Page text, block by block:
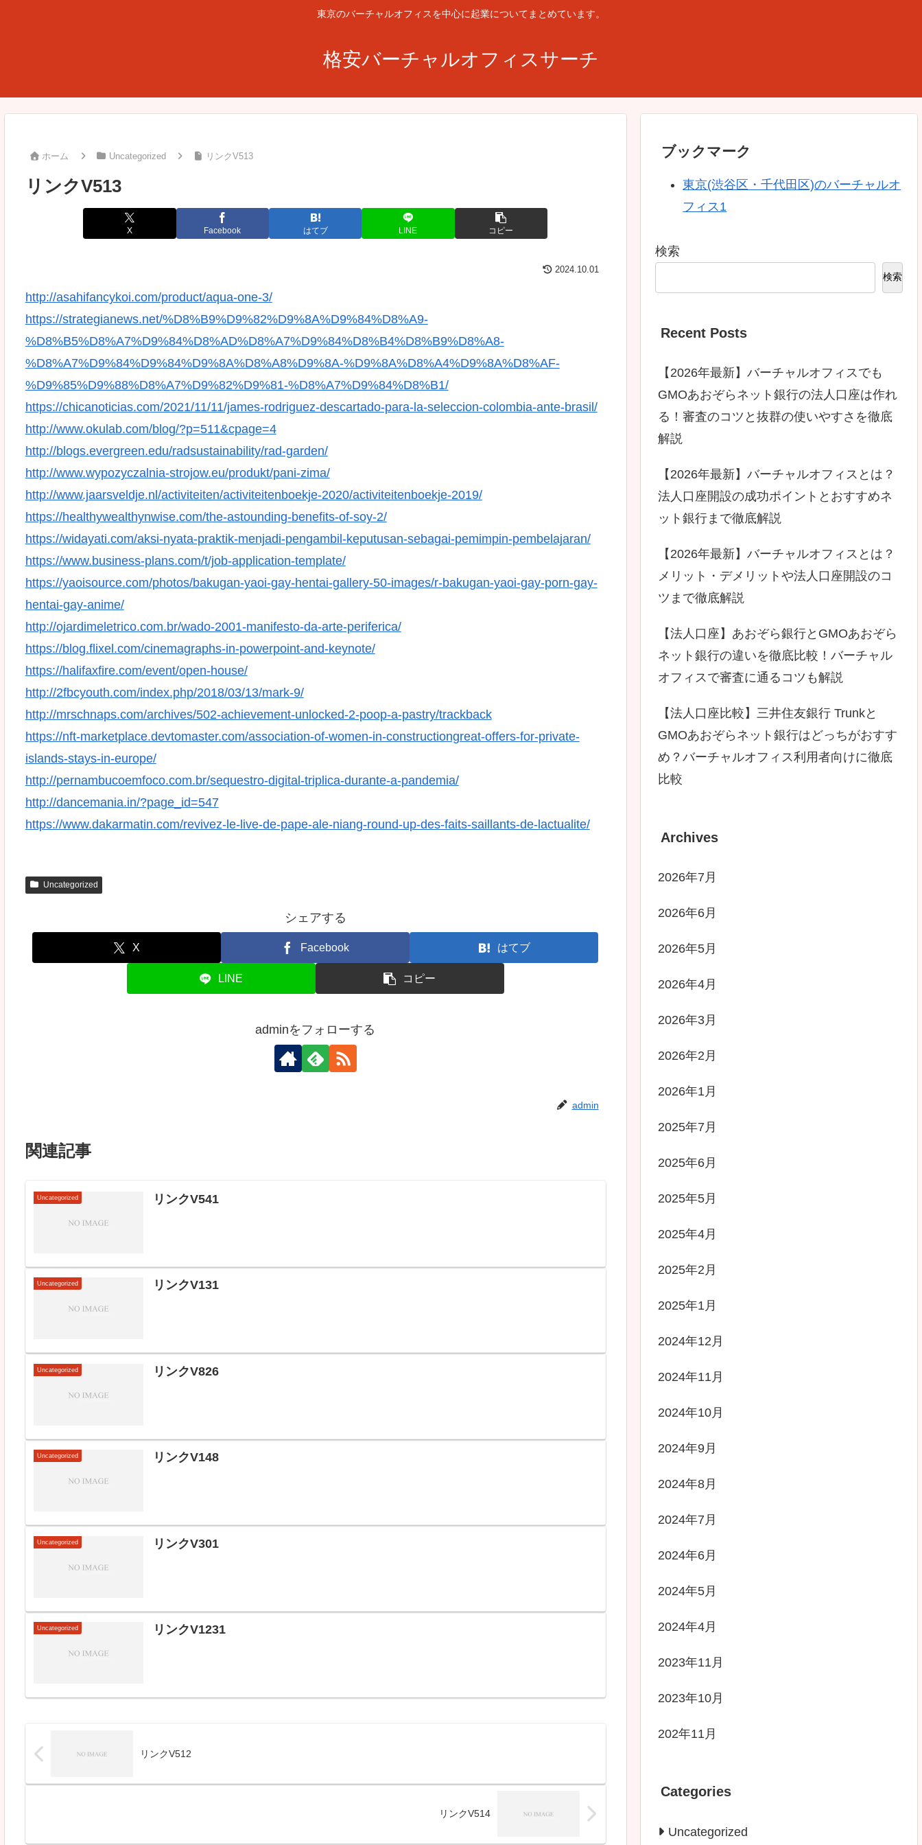
東京のバーチャルオフィスを中心に起業についてまとめています。
格安バーチャルオフィスサーチ
ホーム Uncategorized リンクV513
リンクV513
X Facebook はてブ LINE コピー
2024.10.01
http://asahifancykoi.com/product/aqua-one-3/
https://strategianews.net/%D8%B9%D9%82%D9%8A%D9%84%D8%A9-
%D8%B5%D8%A7%D9%84%D8%AD%D8%A7%D9%84%D8%B4%D8%B9%D8%A8-
%D8%A7%D9%84%D9%84%D9%8A%D8%A8%D9%8A-%D9%8A%D8%A4%D9%8A%D8%AF-
%D9%85%D9%88%D8%A7%D9%82%D9%81-%D8%A7%D9%84%D8%B1/
https://chicanoticias.com/2021/11/11/james-rodriguez-descartado-para-la-seleccion-colombia-ante-brasil/
http://www.okulab.com/blog/?p=511&cpage=4
http://blogs.evergreen.edu/radsustainability/rad-garden/
http://www.wypozyczalnia-strojow.eu/produkt/pani-zima/
http://www.jaarsveldje.nl/activiteiten/activiteitenboekje-2020/activiteitenboekje-2019/
https://healthywealthynwise.com/the-astounding-benefits-of-soy-2/
https://widayati.com/aksi-nyata-praktik-menjadi-pengambil-keputusan-sebagai-pemimpin-pembelajaran/
https://www.business-plans.com/t/job-application-template/
https://yaoisource.com/photos/bakugan-yaoi-gay-hentai-gallery-50-images/r-bakugan-yaoi-gay-porn-gay-
hentai-gay-anime/
http://ojardimeletrico.com.br/wado-2001-manifesto-da-arte-periferica/
https://blog.flixel.com/cinemagraphs-in-powerpoint-and-keynote/
https://halifaxfire.com/event/open-house/
http://2fbcyouth.com/index.php/2018/03/13/mark-9/
http://mrschnaps.com/archives/502-achievement-unlocked-2-poop-a-pastry/trackback
https://nft-marketplace.devtomaster.com/association-of-women-in-constructiongreat-offers-for-private-
islands-stays-in-europe/
http://pernambucoemfoco.com.br/sequestro-digital-triplica-durante-a-pandemia/
http://dancemania.in/?page_id=547
https://www.dakarmatin.com/revivez-le-live-de-pape-ale-niang-round-up-des-faits-saillants-de-lactualite/
Uncategorized
シェアする
X Facebook はてブ
LINE コピー
adminをフォローする
admin
関連記事
Uncategorized リンクV541
Uncategorized リンクV131
Uncategorized リンクV826
Uncategorized リンクV148
Uncategorized リンクV301
Uncategorized リンクV1231
リンクV512
リンクV514
ブックマーク
東京(渋谷区・千代田区)のバーチャルオ
フィス1
検索
検索
Recent Posts
【2026年最新】バーチャルオフィスでも
GMOあおぞらネット銀行の法人口座は作れ
る！審査のコツと抜群の使いやすさを徹底
解説
【2026年最新】バーチャルオフィスとは？
法人口座開設の成功ポイントとおすすめネ
ット銀行まで徹底解説
【2026年最新】バーチャルオフィスとは？
メリット・デメリットや法人口座開設のコ
ツまで徹底解説
【法人口座】あおぞら銀行とGMOあおぞら
ネット銀行の違いを徹底比較！バーチャル
オフィスで審査に通るコツも解説
【法人口座比較】三井住友銀行 Trunkと
GMOあおぞらネット銀行はどっちがおすす
め？バーチャルオフィス利用者向けに徹底
比較
Archives
2026年7月
2026年6月
2026年5月
2026年4月
2026年3月
2026年2月
2026年1月
2025年7月
2025年6月
2025年5月
2025年4月
2025年2月
2025年1月
2024年12月
2024年11月
2024年10月
2024年9月
2024年8月
2024年7月
2024年6月
2024年5月
2024年4月
2023年11月
2023年10月
202年11月
Categories
Uncategorized